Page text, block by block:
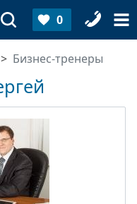
0
Бизнес-тренеры